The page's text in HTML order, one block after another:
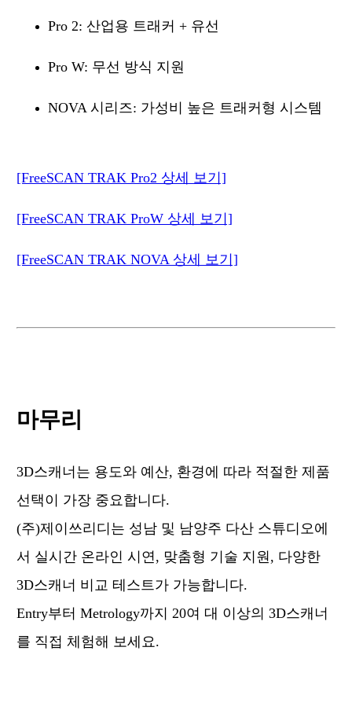
Pro 2: 산업용 트래커 + 유선
Pro W: 무선 방식 지원
NOVA 시리즈: 가성비 높은 트래커형 시스템
[FreeSCAN TRAK Pro2 상세 보기]
[FreeSCAN TRAK ProW 상세 보기]
[FreeSCAN TRAK NOVA 상세 보기]
마무리
3D스캐너는 용도와 예산, 환경에 따라 적절한 제품
선택이 가장 중요합니다.
(주)제이쓰리디는 성남 및 남양주 다산 스튜디오에
서 실시간 온라인 시연, 맞춤형 기술 지원, 다양한
3D스캐너 비교 테스트가 가능합니다.
Entry부터 Metrology까지 20여 대 이상의 3D스캐너
를 직접 체험해 보세요.